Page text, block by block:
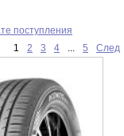
поступления
1
2 3 4 5 След